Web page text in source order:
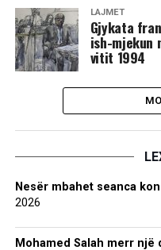
LAJMET
Gjykata
ish-mjekun
vitit 1994
Nesër mbahet seanca
2026
Mohamed Salah merr